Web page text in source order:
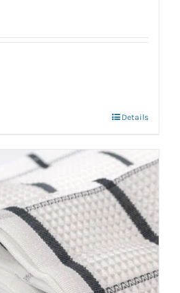
Details